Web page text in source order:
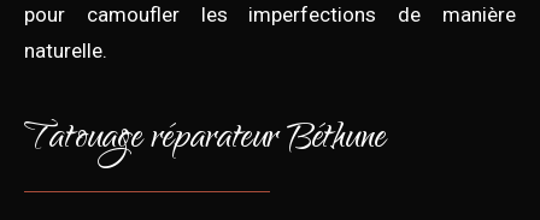
pour camoufler les imperfections de manière
naturelle.
Tatouage réparateur Béthune